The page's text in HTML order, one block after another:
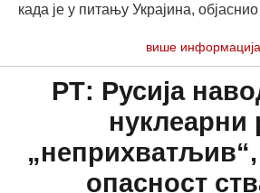
када је у питању Украјина,
више информација
РТ: Русија
нуклеарни
„неприхватљив“,
опасност